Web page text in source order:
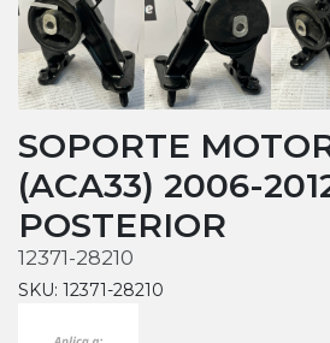
SOPORTE
(ACA33) 2006-
POSTERIOR
12371-28210
SKU: 12371-28210